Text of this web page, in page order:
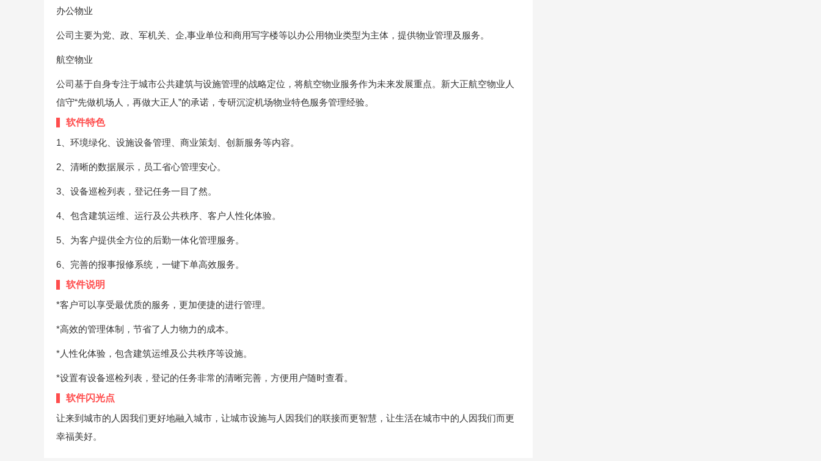
办公物业
公司主要为党、政、军机关、企,事业单位和商用写字楼等以办公用物业类型为主体，提供物业管理及服务。
航空物业
公司基于自身专注于城市公共建筑与设施管理的战略定位，将航空物业服务作为未来发展重点。新大正航空物业人
信守“先做机场人，再做大正人”的承诺，专研沉淀机场物业特色服务管理经验。
软件特色
1、环境绿化、设施设备管理、商业策划、创新服务等内容。
2、清晰的数据展示，员工省心管理安心。
3、设备巡检列表，登记任务一目了然。
4、包含建筑运维、运行及公共秩序、客户人性化体验。
5、为客户提供全方位的后勤一体化管理服务。
6、完善的报事报修系统，一键下单高效服务。
软件说明
*客户可以享受最优质的服务，更加便捷的进行管理。
*高效的管理体制，节省了人力物力的成本。
*人性化体验，包含建筑运维及公共秩序等设施。
*设置有设备巡检列表，登记的任务非常的清晰完善，方便用户随时查看。
软件闪光点
让来到城市的人因我们更好地融入城市，让城市设施与人因我们的联接而更智慧，让生活在城市中的人因我们而更
幸福美好。